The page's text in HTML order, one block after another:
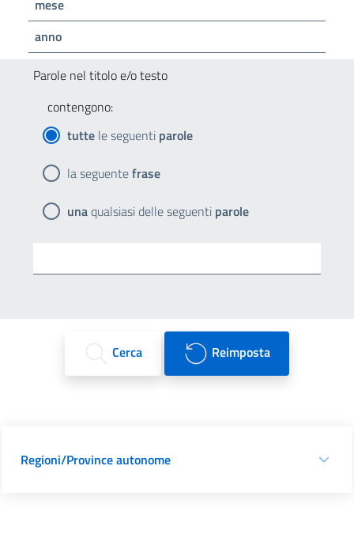
mese
anno
Parole nel titolo e/o testo
contengono:
tutte le seguenti parole
la seguentefrase
unaqualsiasi delle seguenti parole
Cerca Reimposta
Regioni/Province autonome